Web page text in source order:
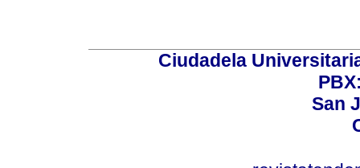
Ciudadela
San